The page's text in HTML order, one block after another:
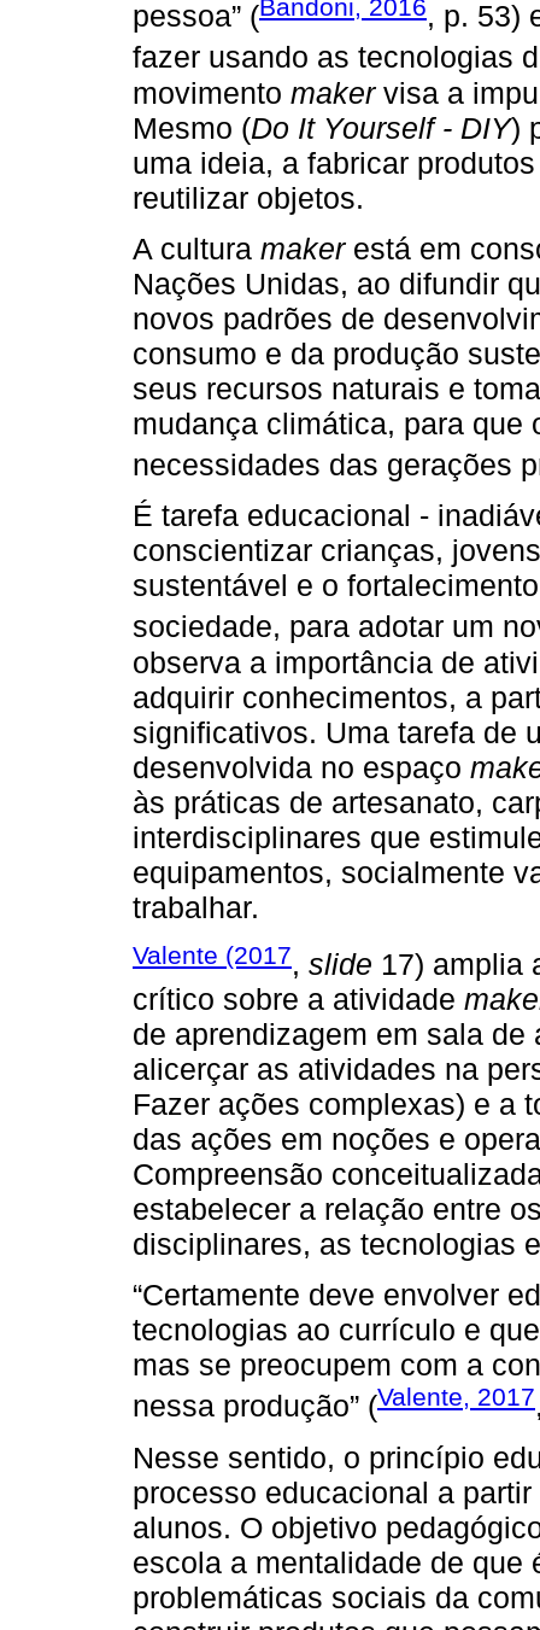
pessoa” (Bandoni, 2016, p. 53)
fazer usando as tecnologias
movimento makervisa a
Mesmo (Do It Yourself - DIY)
uma ideia, a fabricar
reutilizar objetos.
A cultura makerestá em
Nações Unidas, ao difundir
novos padrões de
consumo e da produção
seus recursos naturais e
mudança climática, para que
necessidades das gerações
É tarefa educacional -
conscientizar crianças,
sustentável e o
sociedade, para adotar um
observa a importância de
adquirir conhecimentos, a
significativos. Uma tarefa de
desenvolvida no espaço
às práticas de artesanato,
interdisciplinares que
equipamentos, socialmente
trabalhar.
Valente (2017, slide 17) amplia
crítico sobre a atividade
de aprendizagem em sala
alicerçar as atividades na
Fazer ações complexas) e a
das ações em noções e
Compreensão
estabelecer a relação entre
disciplinares, as tecnologias
“Certamente deve envolver
tecnologias ao currículo e
mas se preocupem com a
nessa produção” (Valente, 2017
Nesse sentido, o princípio
processo educacional a
alunos. O objetivo
escola a mentalidade de
problemáticas sociais da